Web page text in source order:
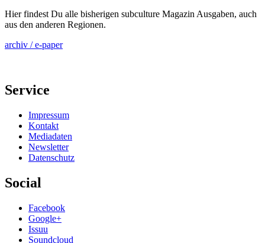
Hier findest Du alle bisherigen subculture Magazin Ausgaben, auch
aus den anderen Regionen.
archiv / e-paper
Service
Impressum
Kontakt
Mediadaten
Newsletter
Datenschutz
Social
Facebook
Google+
Issuu
Soundcloud